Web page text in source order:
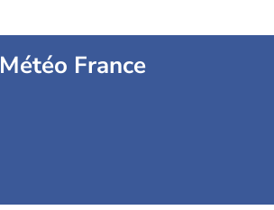
Météo France